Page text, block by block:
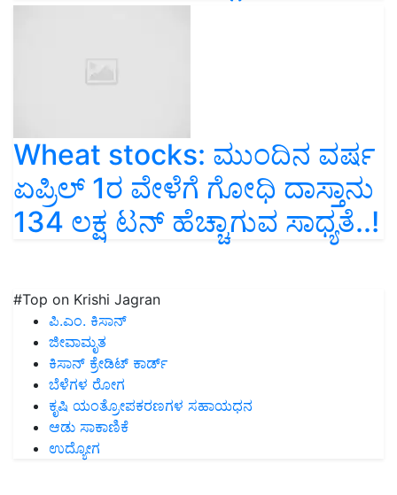
Wheat stocks: ಮುಂದಿನ ವರ್ಷ
ಏಪ್ರಿಲ್ 1ರ ವೇಳೆಗೆ ಗೋಧಿ ದಾಸ್ತಾನು
134 ಲಕ್ಷ ಟನ್‌ ಹೆಚ್ಚಾಗುವ ಸಾಧ್ಯತೆ..!
#Top on Krishi Jagran
ಪಿ.ಎಂ. ಕಿಸಾನ್
ಜೀವಾಮೃತ
ಕಿಸಾನ್ ಕ್ರೇಡಿಟ್ ಕಾರ್ಡ್
ಬೆಳೆಗಳ ರೋಗ
ಕೃಷಿ ಯಂತ್ರೋಪಕರಣಗಳ ಸಹಾಯಧನ
ಆಡು ಸಾಕಾಣಿಕೆ
ಉದ್ಯೋಗ